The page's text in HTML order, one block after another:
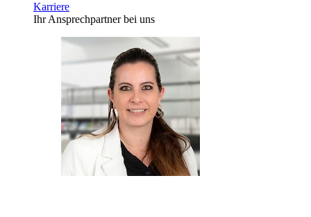
Karriere
Ihr Ansprechpartner bei uns